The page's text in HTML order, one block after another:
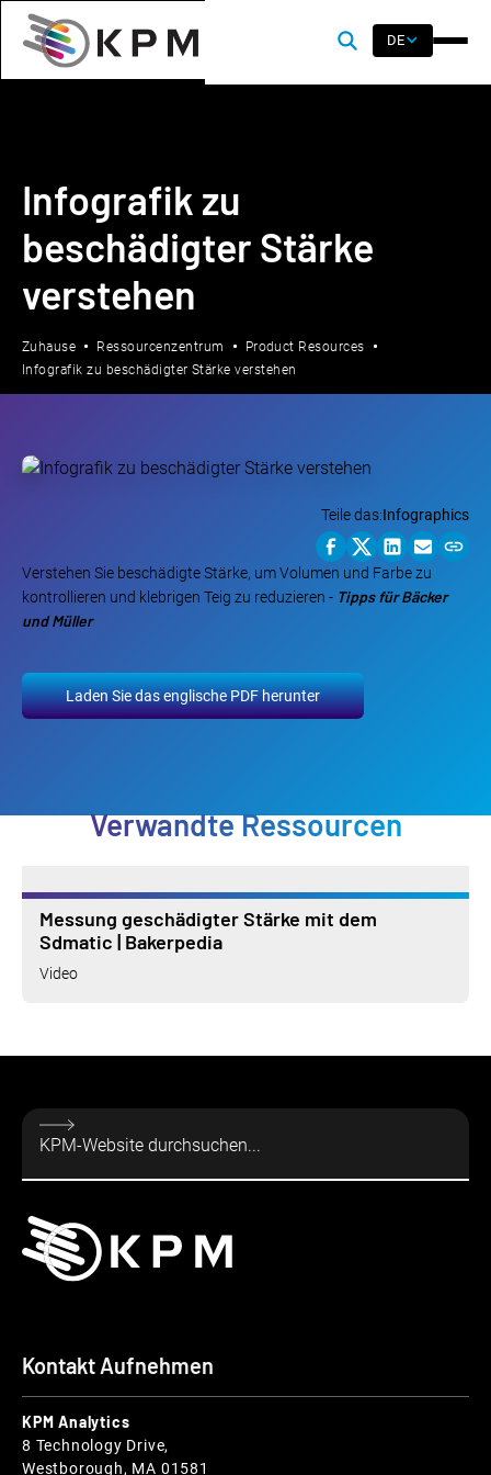
DE
Infografik zu
beschädigter Stärke
verstehen
Zuhause Ressourcenzentrum
Product Resources
Infografik zu beschädigter Stärke verstehen
Verstehen Sie beschädigte Stärke, um Volumen und Farbe zu
kontrollieren und klebrigen Teig zu reduzieren - Tipps für Bäcker
und Müller
Laden Sie das englische PDF herunter
Teile das:Infographics
Verwandte Ressourcen
Messung geschädigter Stärke mit dem
Sdmatic | Bakerpedia
Video
Kontakt Aufnehmen
KPM Analytics
8 Technology Drive,
Westborough, MA 01581